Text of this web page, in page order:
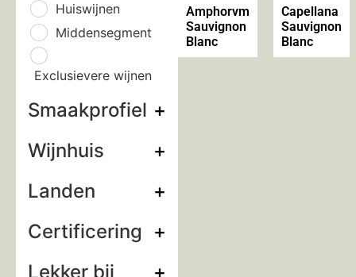
Huiswijnen
Middensegment
Exclusievere wijnen
Smaakprofiel +
Wijnhuis
+
Landen
+
Certificering
+
Lekker bij
+
Amphorvm
Sauvignon
Blanc
Capellana
Sauvignon
Blanc